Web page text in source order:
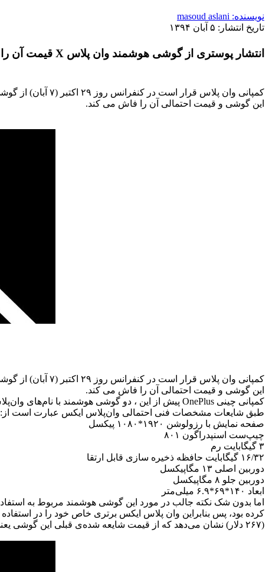
نویسنده: masoud aslani
تاریخ انتشار: ۵ آبان ۱۳۹۴
انتشار پوستری از گوشی هوشمند وان پلاس X قیمت آن را فاش کرد
این گوشی و قیمت احتمالی آن را فاش می کند.
این گوشی و قیمت احتمالی آن را فاش می کند.
کمپانی چینی OnePlus پیش از این ، دو گوشی هوشمند با نام‌های وان‌پلاس وان و وان‌پلاس ۲ را عرضه کرده بود؛ از این روی وان‌پلاس ایکس، سومین دستگاه این شرکت خواهد بود.
طبق شایعات مشخصات فنی احتمالی وان‌پلاس ایکس عبارت است از:
صفحه‌ نمایش با رزولوشن ۱۹۲۰*۱۰۸۰ پیکسل
چیپ‌ست اسنپدراگون ۸۰۱
۳ گیگابایت رم
۱۶/۳۲ گیگابایت حافظه ذخیره‌ سازی قابل ارتقا
دوربین اصلی ۱۳ مگاپیکسل
دوربین جلو ۸ مگاپیکسل
ابعاد ۱۴۰*۶۹*۶.۹ میلی‌متر
(۲۶۷ دلار) نشان می‌دهد که از قیمت شایعه شده‌ی قبلی این گوشی یعنی قیمت ۲۲۰ دلاری آن، بیشتر است.